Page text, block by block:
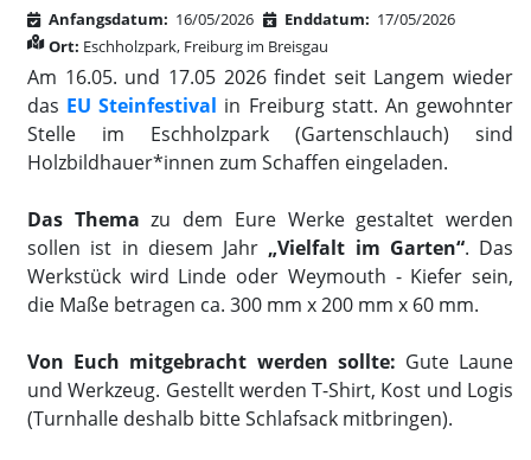
Anfangsdatum: 16/05/2026 Enddatum: 17/05/2026
Ort: Eschholzpark, Freiburg im Breisgau
Am 16.05. und 17.05 2026 findet seit Langem wieder
das EU Steinfestival in Freiburg statt. An gewohnter
Stelle im Eschholzpark (Gartenschlauch) sind
Holzbildhauer*innen zum Schaffen eingeladen.
Das Thema zu dem Eure Werke gestaltet werden
sollen ist in diesem Jahr „Vielfalt im Garten“. Das
Werkstück wird Linde oder Weymouth - Kiefer sein,
die Maße betragen ca. 300 mm x 200 mm x 60 mm.
Von Euch mitgebracht werden sollte: Gute Laune
und Werkzeug. Gestellt werden T-Shirt, Kost und Logis
(Turnhalle deshalb bitte Schlafsack mitbringen).